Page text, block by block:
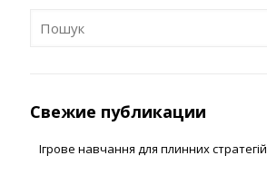
Свежие публикации
Ігрове навчання для плинних стратегій